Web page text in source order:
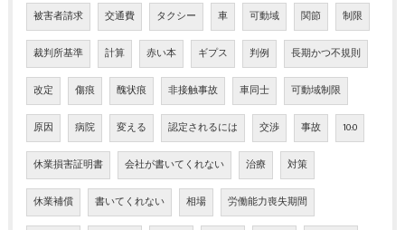
被害者請求 交通費 タクシー 車 可動域 関節 制限
裁判所基準 計算 赤い本 ギプス 判例 長期かつ不規則
改定 傷痕 醜状痕 非接触事故 車同士 可動域制限
原因 病院 変える 認定されるには 交渉 事故 10:0
休業損害証明書 会社が書いてくれない 治療 対策
休業補償 書いてくれない 相場 労働能力喪失期間